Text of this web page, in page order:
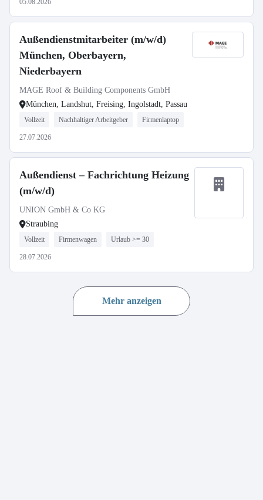
05.08.2026
Außendienstmitarbeiter (m/w/d)
München, Oberbayern,
Niederbayern
MAGE Roof & Building Components GmbH
München, Landshut, Freising, Ingolstadt, Passau
Vollzeit Nachhaltiger Arbeitgeber Firmenlaptop
27.07.2026
Außendienst – Fachrichtung Heizung
(m/w/d)
UNION GmbH & Co KG
Straubing
Vollzeit Firmenwagen Urlaub >= 30
28.07.2026
Mehr anzeigen